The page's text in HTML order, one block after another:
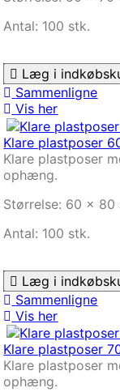
Antal: 100 stk.
Læg i
Sammenligne
Vis her
Klare plastposer
Klare plastposer
ophæng.
Størrelse: 60 x 80
Antal: 100 stk.
Læg i
Sammenligne
Vis her
Klare plastposer
Klare plastposer
ophæng.